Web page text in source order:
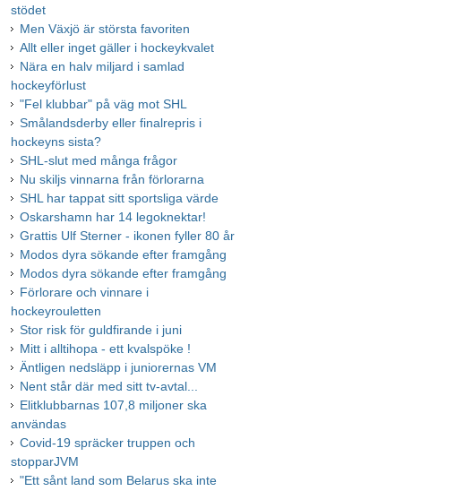
stödet
Men Växjö är största favoriten
Allt eller inget gäller i hockeykvalet
Nära en halv miljard i samlad
hockeyförlust
"Fel klubbar" på väg mot SHL
Smålandsderby eller finalrepris i
hockeyns sista?
SHL-slut med många frågor
Nu skiljs vinnarna från förlorarna
SHL har tappat sitt sportsliga värde
Oskarshamn har 14 legoknektar!
Grattis Ulf Sterner - ikonen fyller 80 år
Modos dyra sökande efter framgång
Modos dyra sökande efter framgång
Förlorare och vinnare i
hockeyrouletten
Stor risk för guldfirande i juni
Mitt i alltihopa - ett kvalspöke !
Äntligen nedsläpp i juniorernas VM
Nent står där med sitt tv-avtal...
Elitklubbarnas 107,8 miljoner ska
användas
Covid-19 spräcker truppen och
stopparJVM
"Ett sånt land som Belarus ska inte